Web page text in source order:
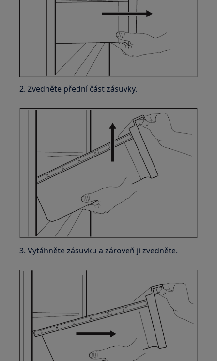
2. Zvedněte přední část zásuvky.
3. Vytáhněte zásuvku a zároveň ji zvedněte.